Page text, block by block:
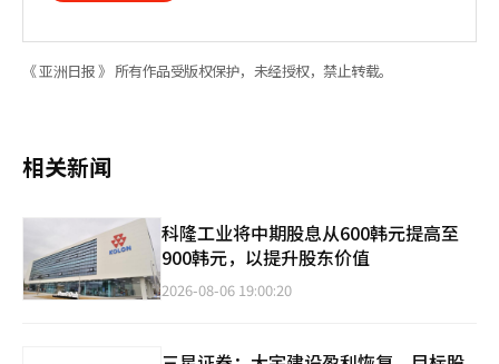
《 亚洲日报 》 所有作品受版权保护，未经授权，禁止转载。
相关新闻
科隆工业将中期股息从600韩元提高至
900韩元，以提升股东价值
2026-08-06 19:00:20